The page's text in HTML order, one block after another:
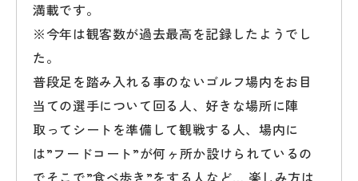
満載です。
※今年は観客数が過去最高を記録したようでし
た。
普段足を踏み入れる事のないゴルフ場内をお目
当ての選手について回る人、好きな場所に陣
取ってシートを準備して観戦する人、場内に
は”フードコート”が何ヶ所か設けられているの
でそこで”食べ歩き”をする人など… 楽しみ方は